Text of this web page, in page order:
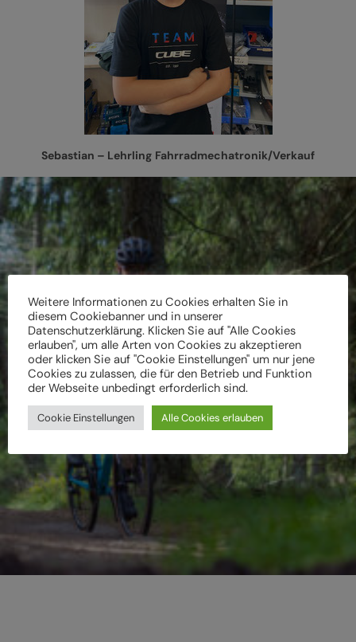
Sebastian – Lehrling Fahrradmechatronik/Verkauf
Besuch jetzt unseren
Store!
Zum Store
Weitere Informationen zu Cookies erhalten Sie in
diesem Cookiebanner und in unserer
Datenschutzerklärung. Klicken Sie auf "Alle Cookies
erlauben", um alle Arten von Cookies zu akzeptieren
oder klicken Sie auf "Cookie Einstellungen" um nur jene
Cookies zu zulassen, die für den Betrieb und Funktion
der Webseite unbedingt erforderlich sind.
Cookie Einstellungen Alle Cookies erlauben